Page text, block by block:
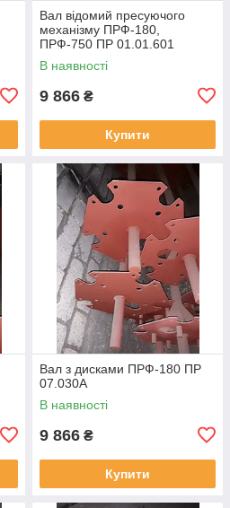
Вал відомий пресуючого
механізму ПРФ-180,
ПРФ-750 ПР 01.01.601
В наявності
9 866 ₴
Купити
Вал з дисками ПРФ-180 ПР
07.030А
В наявності
9 866 ₴
Купити